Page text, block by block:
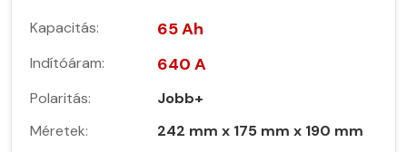
Kapacitás: 65 Ah
Indítóáram: 640 A
Polaritás:
Jobb+
Méretek:
242 mm x 175 mm x 190 mm